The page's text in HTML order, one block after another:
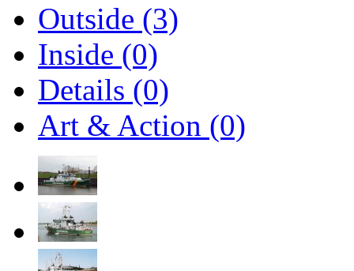
Outside (3)
Inside (0)
Details (0)
Art & Action (0)